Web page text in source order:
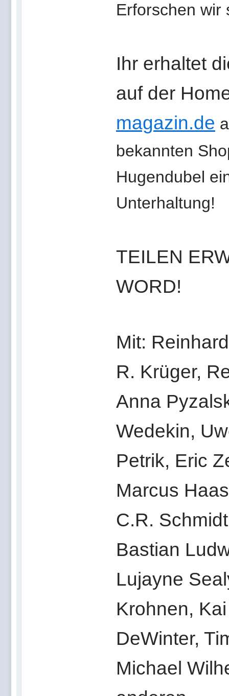
Erforschen wir
Ihr erhaltet
auf der
magazin.de
bekannten
Hugendubel
Unterhaltung!
TEILEN
WORD!
Mit:
R. Krüger,
Anna
Wedekin,
Petrik, Eric
Marcus
C.R.
Bastian
Lujayne
Krohnen,
DeWinter,
Michael